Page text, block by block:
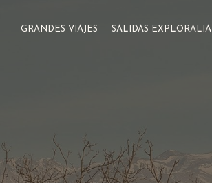
GRANDES VIAJES SALIDAS EXPLORALIA